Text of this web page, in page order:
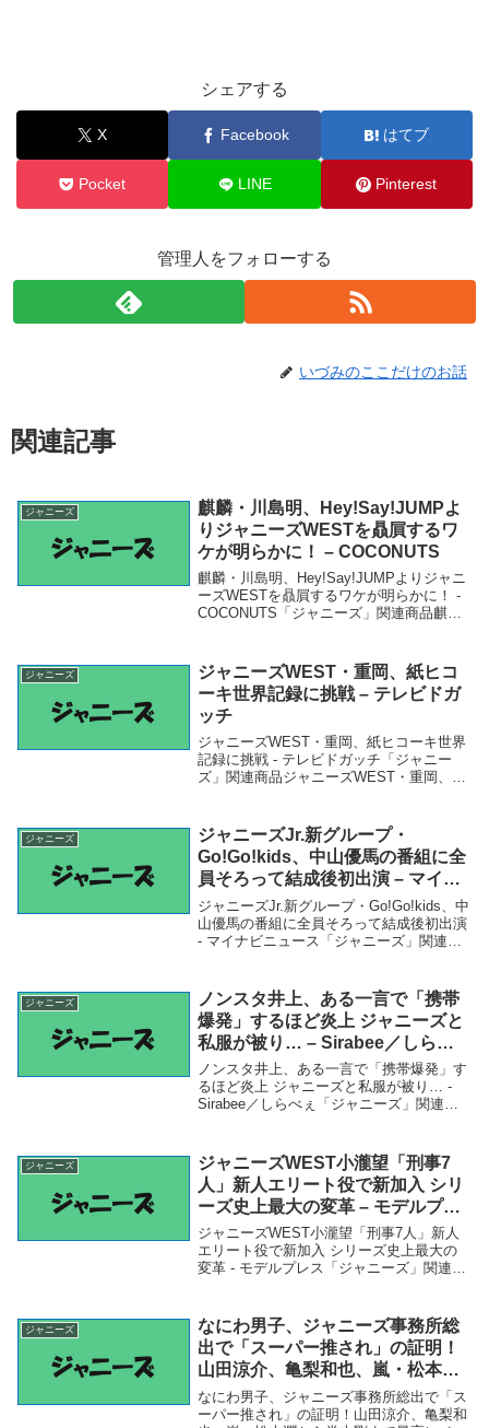
シェアする
X Facebook はてブ
Pocket LINE Pinterest
管理人をフォローする
いづみのここだけのお話
関連記事
ジャニーズ
麒麟・川島明、Hey!Say!JUMPよ
りジャニーズWESTを贔屓するワ
ケが明らかに！ – COCONUTS
麒麟・川島明、Hey!Say!JUMPよりジャニ
ーズWESTを贔屓するワケが明らかに！ -
COCONUTS「ジャニーズ」関連商品麒
COCONUTS ...
ジャニーズ
ジャニーズWEST・重岡、紙ヒコ
ーキ世界記録に挑戦 – テレビドガ
ッチ
ジャニーズWEST・重岡、紙ヒコーキ世界
記録に挑戦 - テレビドガッチ「ジャニー
ズ」関連商品ジャニーズWEST・重岡、紙
記録に挑戦テレビドガッチ
ジャニーズ
ジャニーズJr.新グループ・
Go!Go!kids、中山優馬の番組に全
員そろって結成後初出演 – マイナ
ビニュース
ジャニーズJr.新グループ・Go!Go!kids、中
山優馬の番組に全員そろって結成後初出演
- マイナビニュース「ジャニーズ」関連商
演 - マイナビニ...
ジャニーズ
ノンスタ井上、ある一言で「携帯
爆発」するほど炎上 ジャニーズと
私服が被り… – Sirabee／しらべ
ぇ
ノンスタ井上、ある一言で「携帯爆発」す
るほど炎上 ジャニーズと私服が被り… -
Sirabee／しらべぇ「ジャニーズ」関連商
Sirabee／しらべぇ ノンスタ...
ジャニーズ
ジャニーズWEST小瀧望「刑事7
人」新人エリート役で新加入 シリ
ーズ史上最大の変革 – モデルプレ
ス
ジャニーズWEST小瀧望「刑事7人」新人
エリート役で新加入 シリーズ史上最大の
変革 - モデルプレス「ジャニーズ」関連商
の変革 - モデルプレス ジャニーズWES...
ジャニーズ
なにわ男子、ジャニーズ事務所総
出で「スーパー推され」の証明！
山田涼介、亀梨和也、嵐・松本潤
から堂本剛まで最高レベル「総力
戦」 – 日刊大衆
なにわ男子、ジャニーズ事務所総出で「ス
ーパー推され」の証明！山田涼介、亀梨和